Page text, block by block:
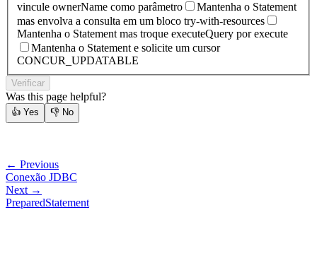
vincule ownerName como parâmetro
Mantenha o Statement
mas envolva a consulta em um bloco try-with-resources
Mantenha o Statement mas troque executeQuery por execute
Mantenha o Statement e solicite um cursor
CONCUR_UPDATABLE
Verificar
Was this page helpful?
👍 Yes 👎 No
← Previous
Conexão JDBC
Next →
PreparedStatement